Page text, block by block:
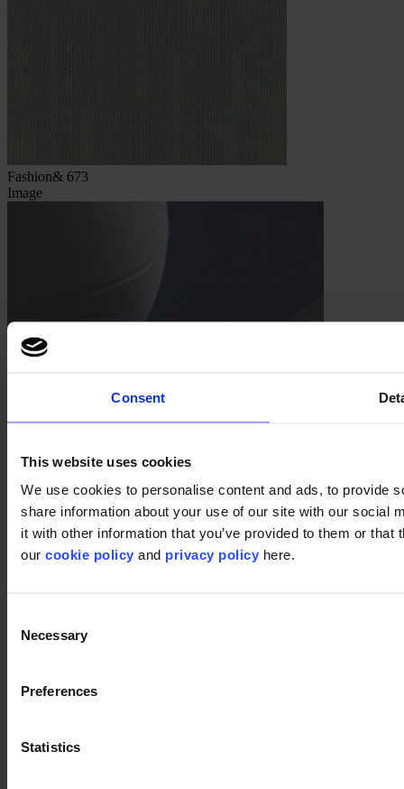
Consent
This website uses cookies
We use cookies to personalise content and ads, to provide
share information about your use of our site with our social
it with other information that you’ve provided to them or
our cookie policy and privacy policy here.
Selection
Necessary
Preferences
Statistics
Fashion& 673
Image
Gebruikte producten
Fashion& 595